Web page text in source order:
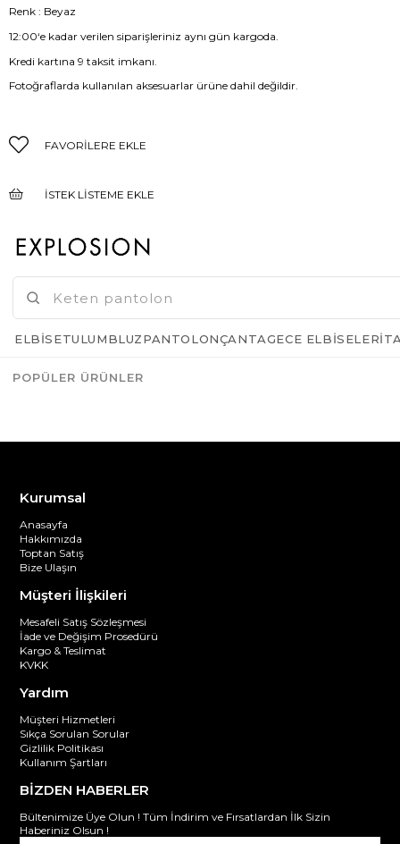
Renk : Beyaz
12:00‘e kadar verilen siparişleriniz aynı gün kargoda.
Kredi kartına 9 taksit imkanı.
Fotoğraflarda kullanılan aksesuarlar ürüne dahil değildir.
FAVORILERE EKLE
İSTEK LISTEME EKLE
Kurumsal
Anasayfa
Hakkımızda
Toptan Satış
Bize Ulaşın
Müşteri İlişkileri
Mesafeli Satış Sözleşmesi
İade ve Değişim Prosedürü
Kargo & Teslimat
KVKK
Yardım
Müşteri Hizmetleri
Sıkça Sorulan Sorular
Gizlilik Politikası
Kullanım Şartları
BİZDEN HABERLER
Bültenimize Üye Olun ! Tüm İndirim ve Fırsatlardan İlk Sizin
Haberiniz Olsun !
ELBISETULUMBLUZPANTOLONÇANTAGECE ELBISELERI
POPÜLER ÜRÜNLER